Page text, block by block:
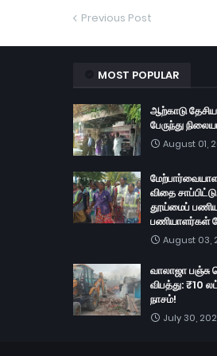
Previous Post
MOST POPULAR
ஆற்காடு
பேருந்து
August 01,
விதை
தூய்மைப்
பணியாளர்கள்
August 03,
வாலாஜா பஞ்சு
விபத்து: ₹10
நாசம்!
July 30,